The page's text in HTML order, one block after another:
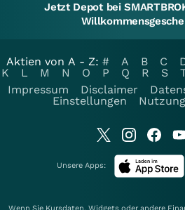
Jetzt Depot bei
Aktien von A - Z: # A B C
K
L M N O P Q R S
Impressum
Disclaimer
Einstellungen
Unsere Apps: